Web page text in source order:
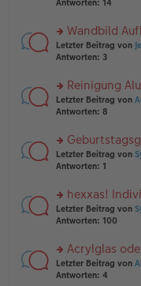
g
tr
a
g
el
e
n
er
tr
a
g
n
g
el
e
n
er
tr
a
g
Antworten: 14
rs
te
n
g
el
e
n
er
tr
a
g
Wandbild
Letzter Beitrag von
Antworten: 3
rs
te
n
g
el
e
n
er
tr
a
g
Reinigung
Letzter Beitrag von
Antworten: 8
rs
te
n
g
el
e
n
er
Letzter Beitrag von
Antworten: 1
rs
te
n
g
el
hexxas!
Letzter Beitrag von
Antworten: 100
rs
te
Acrylglas
Letzter Beitrag von
Antworten: 4